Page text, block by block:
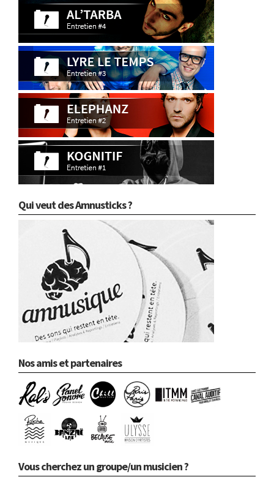
Qui veut des Amnusticks ?
Nos amis et partenaires
Vous cherchez un groupe/un musicien ?